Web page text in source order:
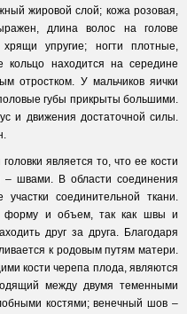
жировой слой; кожа розовая,
длина волос на голове
упругие; ногти плотные,
находится на середине
отростком. У мальчиков яички
губы прикрыты большими.
и движения достаточной силы.
является то, что ее кости
швами. В области соединения
соединительной ткани.
форму и объем, так как швы и
друг за друга. Благодаря
к родовым путям матери.
кости черепа плода, являются
между двумя теменными
костями; венечный шов –